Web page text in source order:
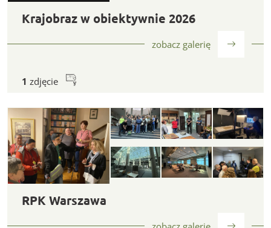
Krajobraz w obiektywnie 2026
1 zdjęcie
zobacz galerię
RPK Warszawa